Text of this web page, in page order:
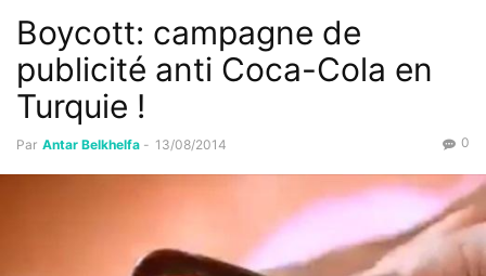
Boycott: campagne de
publicité anti Coca-Cola en
Turquie !
Par Antar Belkhelfa - 13/08/2014 0